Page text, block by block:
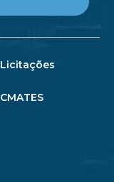
Licitações
CMATES